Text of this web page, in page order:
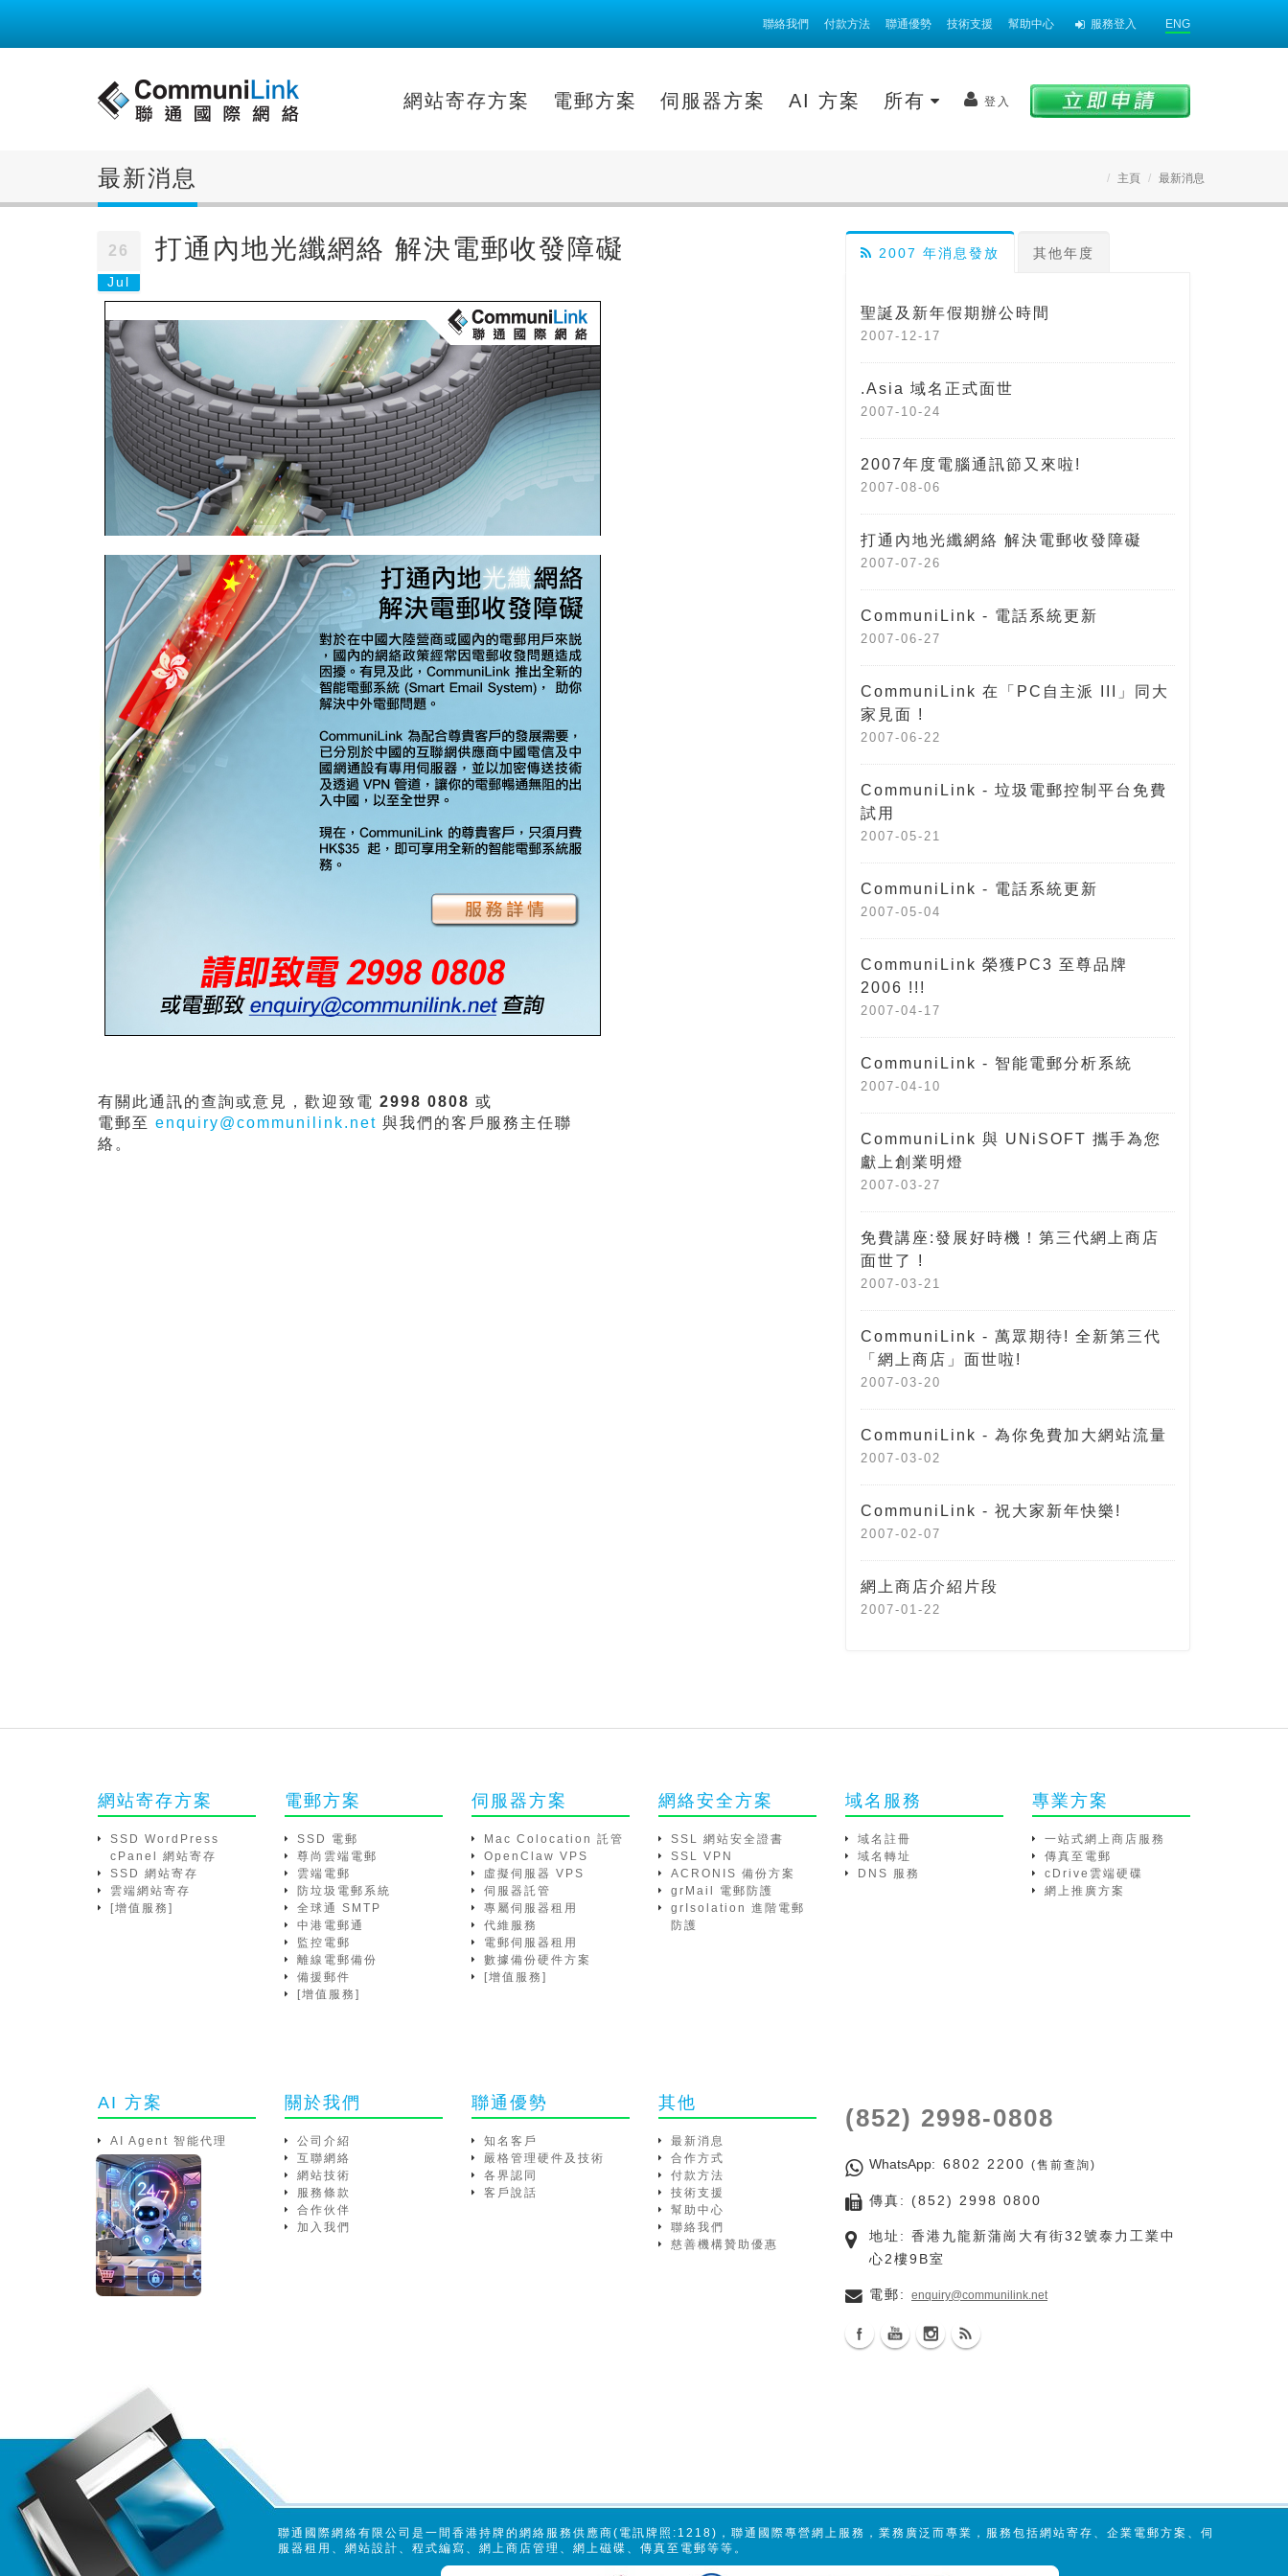
聯絡我們 付款方法 聯通優勢 技術支援 幫助中心 服務登入 ENG
網站寄存方案 電郵方案 伺服器方案 AI 方案 所有 登入
主頁 最新消息
最新消息
26
Jul
打通內地光纖網絡 解決電郵收發障礙
有關此通訊的查詢或意見，歡迎致電 2998 0808 或
電郵至 enquiry@communilink.net 與我們的客戶服務主任聯
絡。
2007 年消息發放 其他年度
聖誕及新年假期辦公時間
2007-12-17
.Asia 域名正式面世
2007-10-24
2007年度電腦通訊節又來啦!
2007-08-06
打通內地光纖網絡 解決電郵收發障礙
2007-07-26
CommuniLink - 電話系統更新
2007-06-27
CommuniLink 在「PC自主派 III」同大
家見面 !
2007-06-22
CommuniLink - 垃圾電郵控制平台免費
試用
2007-05-21
CommuniLink - 電話系統更新
2007-05-04
CommuniLink 榮獲PC3 至尊品牌
2006 !!!
2007-04-17
CommuniLink - 智能電郵分析系統
2007-04-10
CommuniLink 與 UNiSOFT 攜手為您
獻上創業明燈
2007-03-27
免費講座:發展好時機！第三代網上商店
面世了 !
2007-03-21
CommuniLink - 萬眾期待! 全新第三代
「網上商店」面世啦!
2007-03-20
CommuniLink - 為你免費加大網站流量
2007-03-02
CommuniLink - 祝大家新年快樂!
2007-02-07
網上商店介紹片段
2007-01-22
網站寄存方案
SSD WordPress
cPanel 網站寄存
SSD 網站寄存
雲端網站寄存
[增值服務]
電郵方案
SSD 電郵
尊尚雲端電郵
雲端電郵
防垃圾電郵系統
全球通 SMTP
中港電郵通
監控電郵
離線電郵備份
備援郵件
[增值服務]
伺服器方案
Mac Colocation 託管
OpenClaw VPS
虛擬伺服器 VPS
伺服器託管
專屬伺服器租用
代維服務
電郵伺服器租用
數據備份硬件方案
[增值服務]
網絡安全方案
SSL 網站安全證書
SSL VPN
ACRONIS 備份方案
grMail 電郵防護
grIsolation 進階電郵
防護
域名服務
域名註冊
域名轉址
DNS 服務
專業方案
一站式網上商店服務
傳真至電郵
cDrive雲端硬碟
網上推廣方案
AI 方案
AI Agent 智能代理
關於我們
公司介紹
互聯網絡
網站技術
服務條款
合作伙伴
加入我們
聯通優勢
知名客戶
嚴格管理硬件及技術
各界認同
客戶說話
其他
最新消息
合作方式
付款方法
技術支援
幫助中心
聯絡我們
慈善機構贊助優惠
(852) 2998-0808
WhatsApp: 6802 2200 (售前查詢)
傳真: (852) 2998 0800
地址: 香港九龍新蒲崗大有街32號泰力工業中
心2樓9B室
電郵: enquiry@communilink.net
聯通國際網絡有限公司是一間香港持牌的網絡服務供應商(電訊牌照:1218)，聯通國際專營網上服務，業務廣泛而專業，服務包括網站寄存、企業電郵方案、伺
服器租用、網站設計、程式編寫、網上商店管理、網上磁碟、傳真至電郵等等。